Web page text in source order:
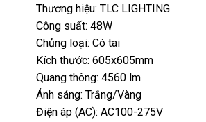
Thương hiệu: TLC LIGHTING
Công suất: 48W
Chủng loại: Có tai
Kích thước: 605x605mm
Quang thông: 4560 lm
Ánh sáng: Trắng/Vàng
Điện áp (AC): AC100-275V